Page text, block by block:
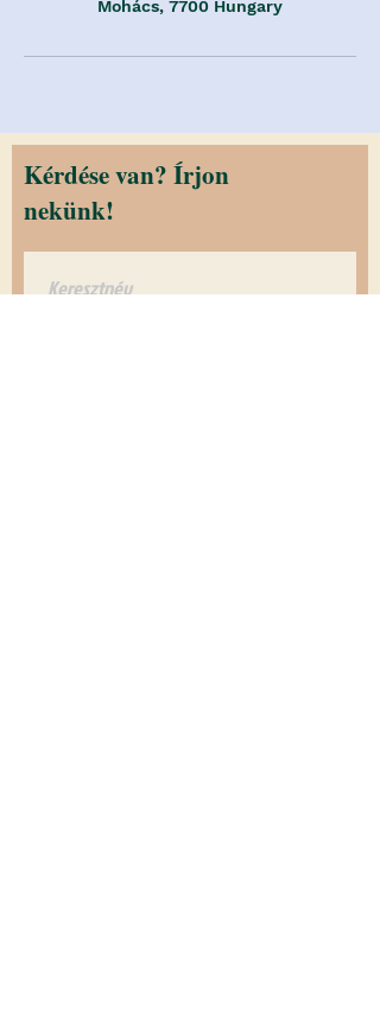
Mohács, 7700 Hungary
Kérdése van? Írjon
nekünk!